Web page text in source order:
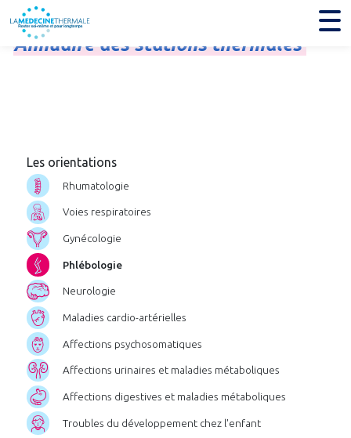
Annuairedesstationsthermales
Les orientations
Rhumatologie
Voies respiratoires
Gynécologie
Phlébologie
Neurologie
Maladies cardio-artérielles
Affections psychosomatiques
Affections urinaires et maladies métaboliques
Affections digestives et maladies métaboliques
Troubles du développement chez l'enfant